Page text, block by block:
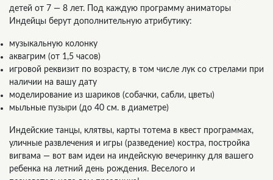
детей от 7 — 8 лет. Под каждую программу аниматоры
Индейцы берут дополнительную атрибутику:
музыкальную колонку
аквагрим (от 1,5 часов)
игровой реквизит по возрасту, в том числе лук со стрелами при
наличии на вашу дату
моделирование из шариков (собачки, сабли, цветы)
мыльные пузыри (до 40 см. в диаметре)
Индейские танцы, клятвы, карты тотема в квест программах,
уличные развлечения и игры (разведение) костра, постройка
вигвама — вот вам идеи на индейскую вечеринку для вашего
ребенка на летний день рождения. Веселого и